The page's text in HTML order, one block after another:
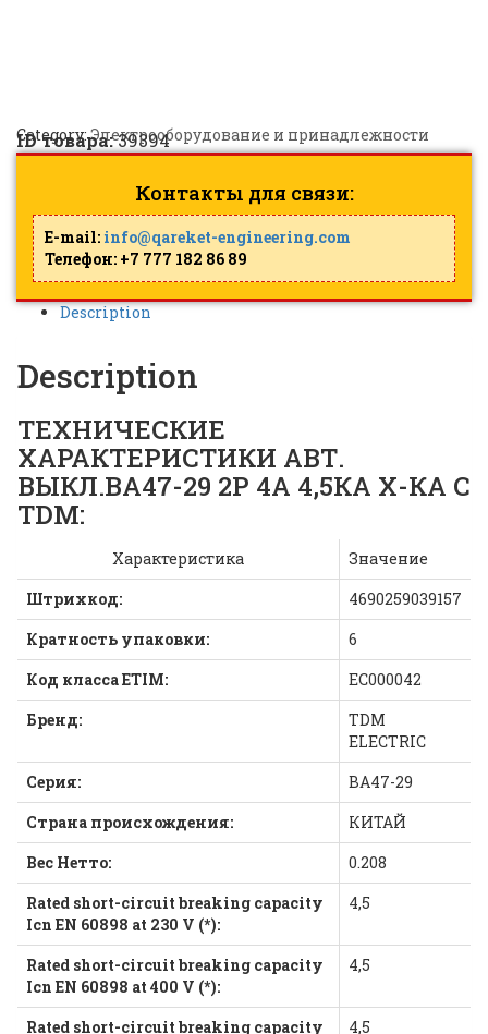
Category:Электрооборудование и принадлежности
ID товара:39394
Контакты для связи:
E-mail: info@qareket-engineering.com
Телефон: +7 777 182 86 89
Description
Description
ТЕХНИЧЕСКИЕ
ХАРАКТЕРИСТИКИ АВТ.
ВЫКЛ.ВА47-29 2Р 4А 4,5КА Х-КА С
TDM:
Характеристика
Значение
Штрихкод:
4690259039157
Кратность упаковки:
6
Код класса ETIM:
EC000042
Бренд:
TDM
ELECTRIC
Серия:
ВА47-29
Страна происхождения:
КИТАЙ
Вес Нетто:
0.208
Rated short-circuit breaking capacity
Icn EN 60898 at 230 V (*):
4,5
Rated short-circuit breaking capacity
Icn EN 60898 at 400 V (*):
4,5
Rated short-circuit breaking capacity 4,5